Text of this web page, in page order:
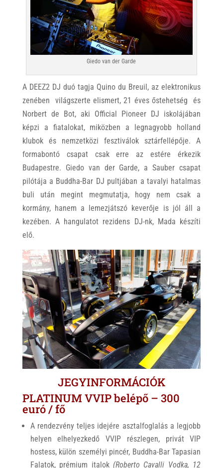
Giedo van der Garde
A DEEZ2 DJ duó tagja Quino du Breuil, az elektronikus
zenében világszerte elismert, 21 éves őstehetség és
Norbert de Bot, aki Official Pioneer DJ iskolájában
képzi a fiatalokat, miközben a legnagyobb holland
klubok és nemzetközi fesztiválok sztárfellépője. A
formabontó csapat csak erre az estére érkezik
Budapestre. Giedo van der Garde, a Sauber csapat
pilótája a Buddha-Bar DJ pultjában a tavalyi hatalmas
buli után megint megmutatja, hogy nem csak a
kormány, hanem a lemezjátszó keverője is jól áll a
kezében. A hangulatot rezidens DJ-nk, Mada készíti
elő.
JEGYINFORMÁCIÓK
PLATINUM VVIP belépő – 300
euró / fő
A rendezvény teljes idejére asztalfoglalás a legjobb
helyen elhelyezkedő VVIP részlegen, privát VIP
hostess, külön személyi pincér, Buddha-Bar Tapasian
Falatok, prémium italok (Roberto Cavalli Vodka, 12